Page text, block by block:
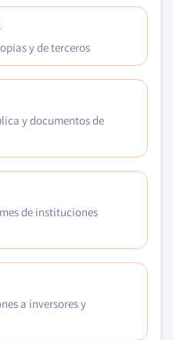
y de terceros
y documentos de
de instituciones
a inversores y